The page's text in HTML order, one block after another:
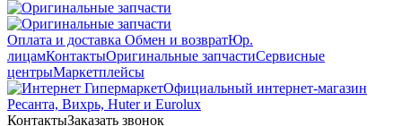
Оплата и доставка Обмен и возвратЮр.
лицамКонтактыОригинальные запчастиСервисные
центрыМаркетплейсы
Официальный интернет-магазин
Ресанта, Вихрь, Huter и Eurolux
КонтактыЗаказать звонок